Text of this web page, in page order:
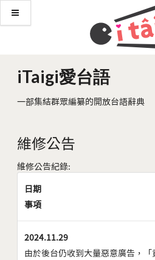
iTaigi愛台語
一部集結群眾編纂的開放台語辭典
維修公告
維修公告紀錄:
日期
事項
2024.11.29
由於後台仍收到大量惡意廣告，「